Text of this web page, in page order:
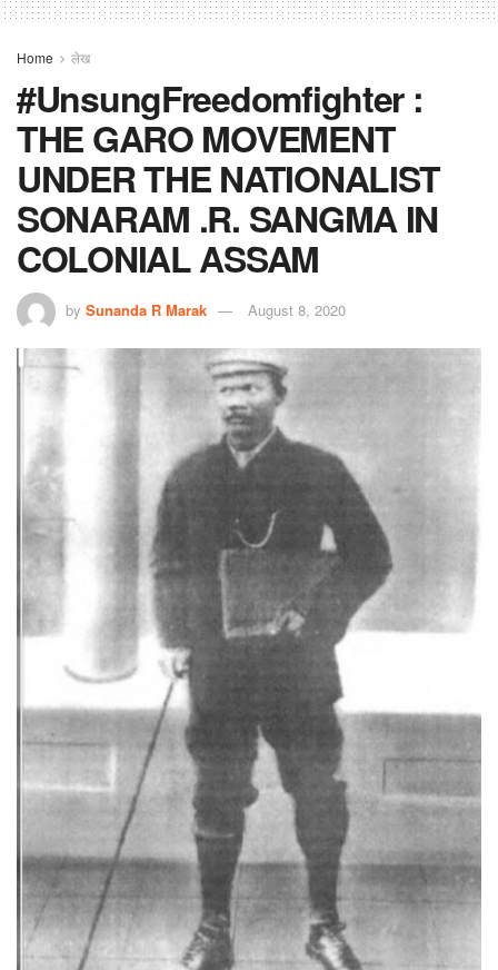
Home लेख
#UnsungFreedomfighter :
THE GARO MOVEMENT
UNDER THE NATIONALIST
SONARAM .R. SANGMA IN
COLONIAL ASSAM
by Sunanda R Marak August 8, 2020